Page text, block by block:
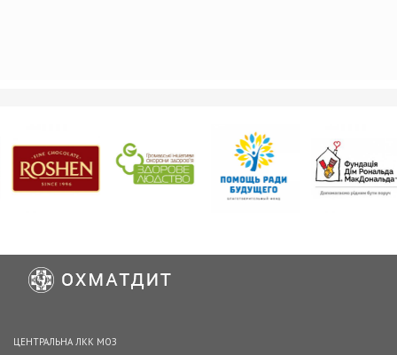
ЦЕНТРАЛЬНА ЛКК МОЗ